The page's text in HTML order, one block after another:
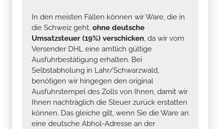
In den meisten Fällen können wir Ware, die in
die Schweiz geht, ohne deutsche
Umsatzsteuer (19%) verschicken, da wir vom
Versender DHL eine amtlich gültige
Ausfuhrbestätigung erhalten. Bei
Selbstabholung in Lahr/Schwarzwald,
benötigen wir hingegen den original
Ausfuhrstempel des Zolls von Ihnen, damit wir
Ihnen nachträglich die Steuer zurück erstatten
können. Das gleiche gilt, wenn Sie die Ware an
eine deutsche Abhol-Adresse an der